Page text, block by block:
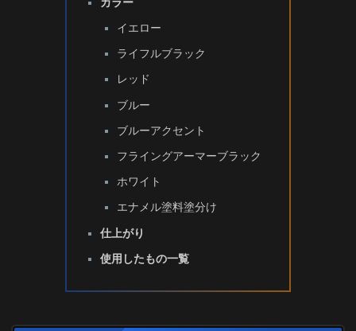
イエロー
ライフルブラック
レッド
ブルー
ブルーアクセント
フライングアーマーブラック
ホワイト
エナメル塗料塗分け
仕上がり
使用したもの一覧